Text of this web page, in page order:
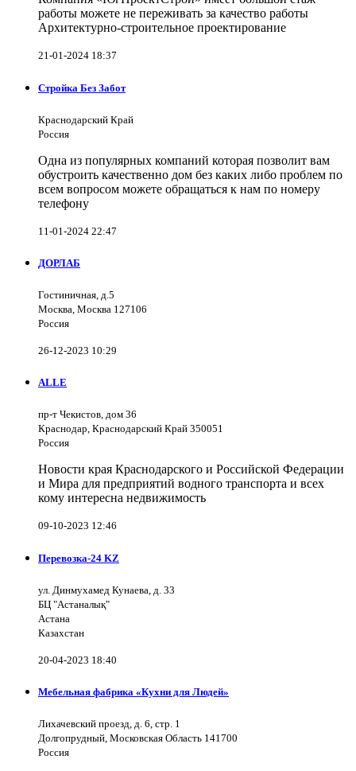
работы можете не переживать за качество работы
Архитектурно-строительное проектирование
21-01-2024 18:37
Стройка Без Забот
Краснодарский Край
Россия
Одна из популярных компаний которая позволит вам
обустроить качественно дом без каких либо проблем по
всем вопросом можете обращаться к нам по номеру
телефону
11-01-2024 22:47
ДОРЛАБ
Гостиничная, д.5
Москва, Москва 127106
Россия
26-12-2023 10:29
ALLE
пр-т Чекистов, дом 36
Краснодар, Краснодарский Край 350051
Россия
Новости края Краснодарского и Российской Федерации
и Мира для предприятий водного транспорта и всех
кому интересна недвижимость
09-10-2023 12:46
Перевозка-24 KZ
ул. Динмухамед Кунаева, д. 33
БЦ "Астаналық"
Астана
Казахстан
20-04-2023 18:40
Мебельная фабрика «Кухни для Людей»
Лихачевский проезд, д. 6, стр. 1
Долгопрудный, Московская Область 141700
Россия